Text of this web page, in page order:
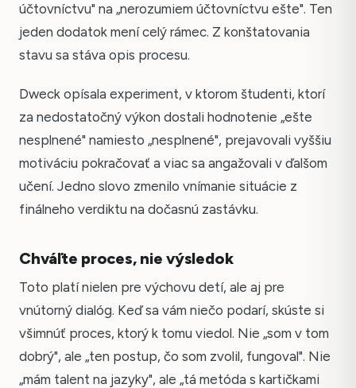
účtovníctvu" na „nerozumiem účtovníctvu ešte". Ten
jeden dodatok mení celý rámec. Z konštatovania
stavu sa stáva opis procesu.
Dweck opísala experiment, v ktorom študenti, ktorí
za nedostatočný výkon dostali hodnotenie „ešte
nesplnené" namiesto „nesplnené", prejavovali vyššiu
motiváciu pokračovať a viac sa angažovali v ďalšom
učení. Jedno slovo zmenilo vnímanie situácie z
finálneho verdiktu na dočasnú zastávku.
Chváľte proces, nie výsledok
Toto platí nielen pre výchovu detí, ale aj pre
vnútorný dialóg. Keď sa vám niečo podarí, skúste si
všimnúť proces, ktorý k tomu viedol. Nie „som v tom
dobrý", ale „ten postup, čo som zvolil, fungoval". Nie
„mám talent na jazyky", ale „tá metóda s kartičkami